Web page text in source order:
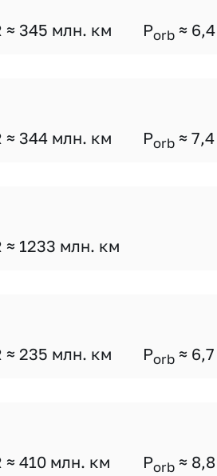
≈ 345 млн. км Porb ≈ 6,4
≈ 344 млн. км Porb ≈ 7,4
≈ 1233 млн. км
≈ 235 млн. км Porb ≈ 6,7
≈ 410 млн. км Porb ≈ 8,8